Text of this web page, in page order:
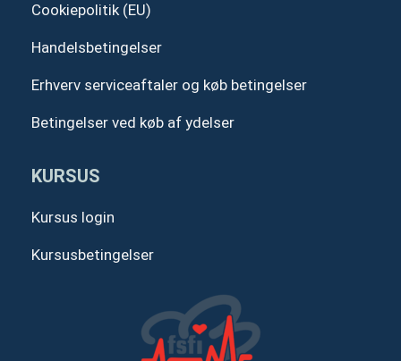
Cookiepolitik (EU)
Handelsbetingelser
Erhverv serviceaftaler og køb betingelser
Betingelser ved køb af ydelser
KURSUS
Kursus login
Kursusbetingelser